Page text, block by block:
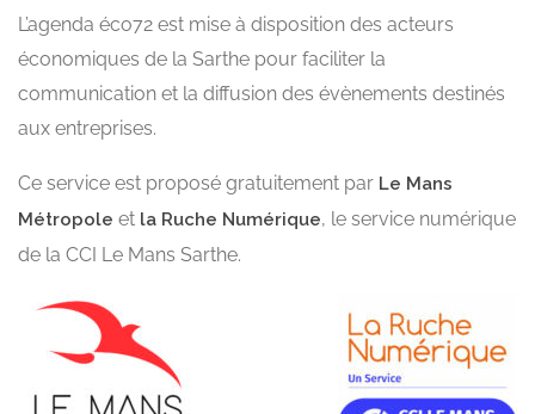
L’agenda éco72 est mise à disposition des acteurs
économiques de la Sarthe pour faciliter la
communication et la diffusion des évènements destinés
aux entreprises.
Ce service est proposé gratuitement par Le Mans
Métropole et la Ruche Numérique, le service numérique
de la CCI Le Mans Sarthe.